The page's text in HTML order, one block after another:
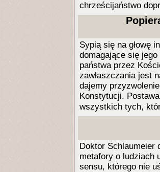
chrześcijaństwo
Sypią się na głowę
domagające się jego
państwa przez
zawłaszczania jest
dajemy
Konstytucji.
wszystkich tych,
Doktor Schlaumeier
metafory o ludziach
sensu, którego nie